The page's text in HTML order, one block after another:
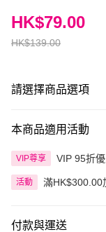
HK$139.00
HK$79.00
請選擇商品選項
本商品適用活動
VIP尊享 VIP 95折
活動 滿HK$300.00
付款與運送